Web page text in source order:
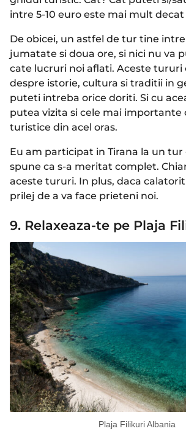
intre 5-10 euro este mai mult
De obicei, un astfel de tur tine intre
jumatate si doua ore, si nici nu va
cate lucruri noi aflati. Aceste
despre istorie, cultura si traditii in
puteti intreba orice doriti. Si cu
putea vizita si cele mai importante
turistice din acel oras.
Eu am participat in Tirana la un
spune ca s-a meritat complet.
aceste tururi. In plus, daca
prilej de a va face prieteni noi.
9. Relaxeaza-te pe Plaja
Plaja Filikuri Albania